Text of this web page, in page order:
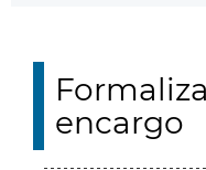
encargo